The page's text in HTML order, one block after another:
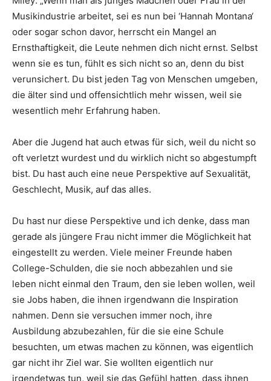
Musikindustrie arbeitet, sei es nun bei ‘Hannah Montana‘
oder sogar schon davor, herrscht ein Mangel an
Ernsthaftigkeit, die Leute nehmen dich nicht ernst. Selbst
wenn sie es tun, fühlt es sich nicht so an, denn du bist
verunsichert. Du bist jeden Tag von Menschen umgeben,
die älter sind und offensichtlich mehr wissen, weil sie
wesentlich mehr Erfahrung haben.
Aber die Jugend hat auch etwas für sich, weil du nicht so
oft verletzt wurdest und du wirklich nicht so abgestumpft
bist. Du hast auch eine neue Perspektive auf Sexualität,
Geschlecht, Musik, auf das alles.
Du hast nur diese Perspektive und ich denke, dass man
gerade als jüngere Frau nicht immer die Möglichkeit hat
eingestellt zu werden. Viele meiner Freunde haben
College-Schulden, die sie noch abbezahlen und sie
leben nicht einmal den Traum, den sie leben wollen, weil
sie Jobs haben, die ihnen irgendwann die Inspiration
nahmen. Denn sie versuchen immer noch, ihre
Ausbildung abzubezahlen, für die sie eine Schule
besuchten, um etwas machen zu können, was eigentlich
gar nicht ihr Ziel war. Sie wollten eigentlich nur
irgendetwas tun, weil sie das Gefühl hatten, dass ihnen